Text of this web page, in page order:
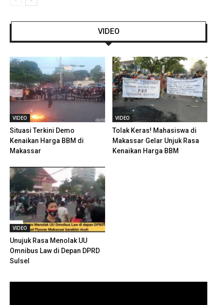
VIDEO
VIDEO
Situasi Terkini Demo
Kenaikan Harga BBM di
Makassar
VIDEO
Tolak Keras! Mahasiswa di
Makassar Gelar Unjuk Rasa
Kenaikan Harga BBM
VIDEO
Unujuk Rasa Menolak UU
Omnibus Law di Depan DPRD
Sulsel